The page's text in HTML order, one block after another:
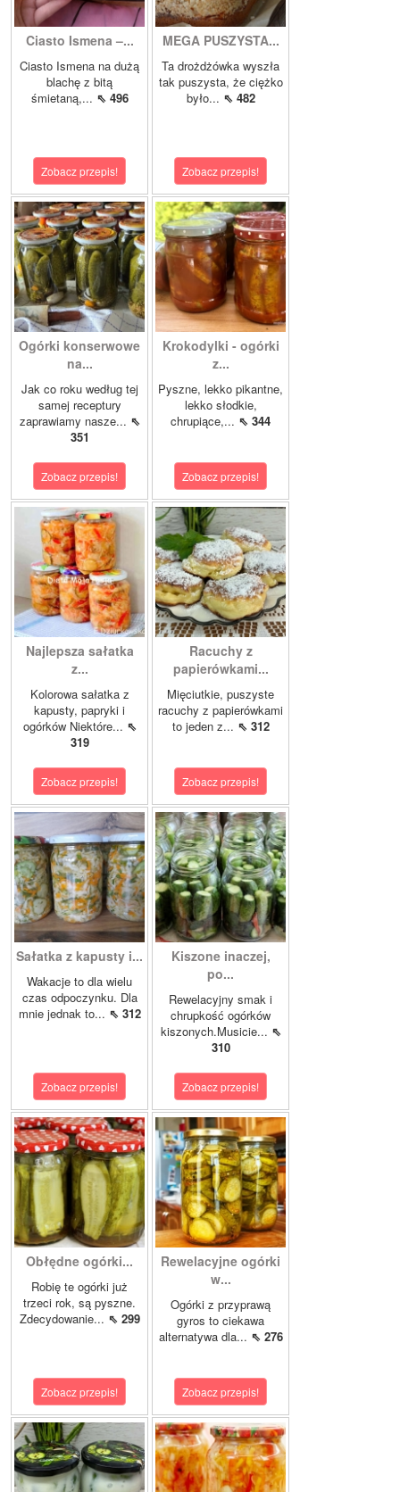
Ciasto Ismena –...
Ciasto Ismena na dużą
blachę z bitą
śmietaną,... ⇖ 496
Zobacz przepis!
MEGA PUSZYSTA...
Ta drożdżówka wyszła
tak puszysta, że ciężko
było... ⇖ 482
Zobacz przepis!
Ogórki konserwowe
na...
Jak co roku według tej
samej receptury
zaprawiamy nasze... ⇖
351
Zobacz przepis!
Krokodylki - ogórki
z...
Pyszne, lekko pikantne,
lekko słodkie,
chrupiące,... ⇖ 344
Zobacz przepis!
Najlepsza sałatka
z...
Kolorowa sałatka z
kapusty, papryki i
ogórków Niektóre... ⇖
319
Zobacz przepis!
Racuchy z
papierówkami...
Mięciutkie, puszyste
racuchy z papierówkami
to jeden z... ⇖ 312
Zobacz przepis!
Sałatka z kapusty i...
Wakacje to dla wielu
czas odpoczynku. Dla
mnie jednak to... ⇖ 312
Zobacz przepis!
Kiszone inaczej,
po...
Rewelacyjny smak i
chrupkość ogórków
kiszonych.Musicie... ⇖
310
Zobacz przepis!
Obłędne ogórki...
Robię te ogórki już
trzeci rok, są pyszne.
Zdecydowanie... ⇖ 299
Zobacz przepis!
Rewelacyjne ogórki
w...
Ogórki z przyprawą
gyros to ciekawa
alternatywa dla... ⇖ 276
Zobacz przepis!